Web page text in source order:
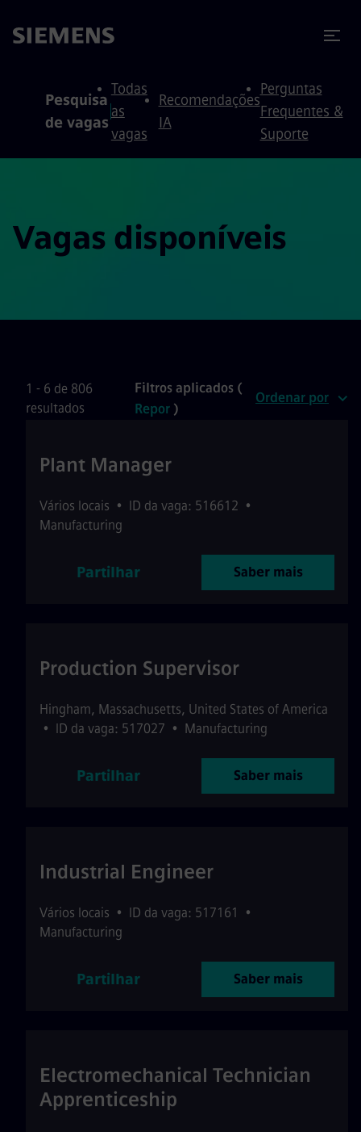
Pesquisa
de vagas
Todas
as
vagas
Recomendações
IA
Perguntas
Frequentes &
Suporte
Vagas disponíveis
1 - 6 de 806
resultados
Filtros aplicados (
Repor)
Ordenar por
Plant Manager
Vários locais • ID da vaga: 516612 •
Manufacturing
Partilhar Saber mais
Production Supervisor
Hingham, Massachusetts, United States of America
• ID da vaga: 517027 • Manufacturing
Partilhar Saber mais
Industrial Engineer
Vários locais • ID da vaga: 517161
•
Manufacturing
Partilhar Saber mais
Electromechanical Technician
Apprenticeship